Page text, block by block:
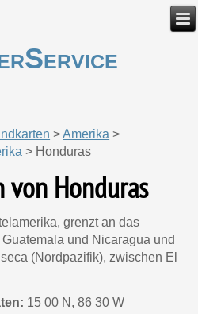
>Amerika >
> Honduras
von Honduras
grenzt an das
und Nicaragua und
(Nordpazifik), zwischen El
15 00 N, 86 30 W